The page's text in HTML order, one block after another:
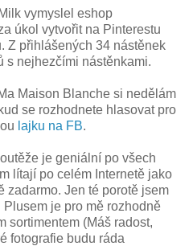
vymyslel eshop
úkol vytvořit na Pinterestu
Z přihlášených 34 nástěnek
s nejhezčími nástěnkami.
Maison Blanche si nedělám
se rozhodnete hlasovat pro
lajku na FB.
je geniální po všech
lítají po celém Internetě jako
zadarmo. Jen té porotě jsem
je pro mě rozhodně
sortimentem (Máš radost,
fotografie budu ráda